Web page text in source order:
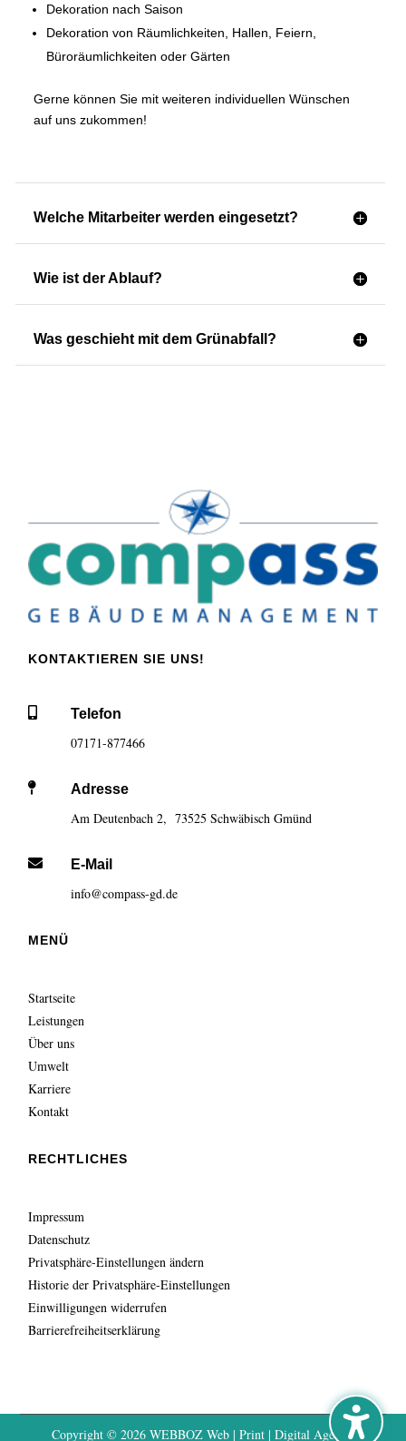
Dekoration nach Saison
Dekoration von Räumlichkeiten, Hallen, Feiern,
Büroräumlichkeiten oder Gärten
Gerne können Sie mit weiteren individuellen Wünschen
auf uns zukommen!
Welche Mitarbeiter werden eingesetzt?
Wie ist der Ablauf?
Was geschieht mit dem Grünabfall?
KONTAKTIEREN SIE UNS!
Telefon
07171-877466
 Adresse
Am Deutenbach 2, 73525 Schwäbisch Gmünd
 E-Mail
info@compass-gd.de
MENÜ
Startseite
Leistungen
Über uns
Umwelt
Karriere
Kontakt
RECHTLICHES
Impressum
Datenschutz
Privatsphäre-Einstellungen ändern
Historie der Privatsphäre-Einstellungen
Einwilligungen widerrufen
Barrierefreiheitserklärung
Copyright © 2026 WEBBOZ Web | Print | Digital Agentur